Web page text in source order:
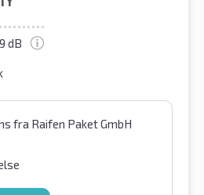
dB
fra Raifen Paket GmbH